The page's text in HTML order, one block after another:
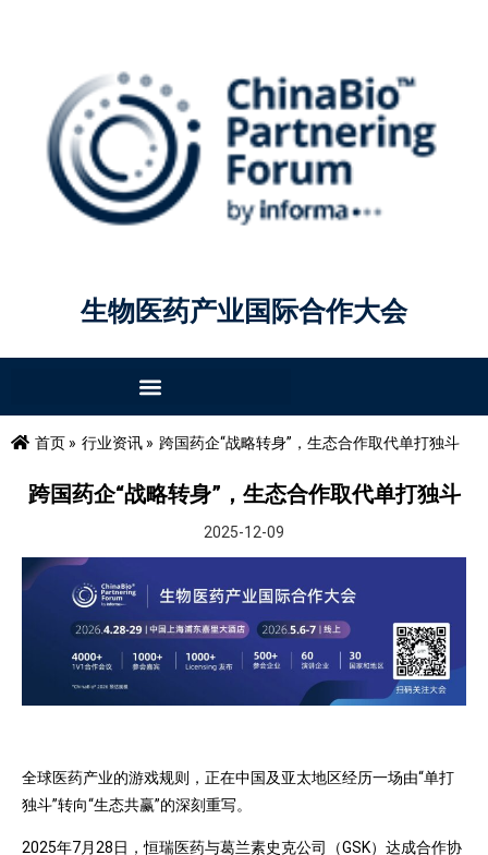
生物医药产业国际合作大会
首页 » 行业资讯 » 跨国药企“战略转身”，生态合作取代单打独斗
跨国药企“战略转身”，生态合作取代单打独斗
2025-12-09
全球医药产业的游戏规则，正在中国及亚太地区经历一场由“单打
独斗”转向“生态共赢”的深刻重写。
2025年7月28日，恒瑞医药与葛兰素史克公司（GSK）达成合作协